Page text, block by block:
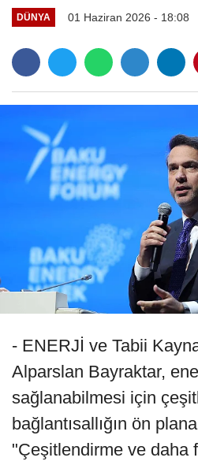
DÜNYA 01 Haziran 2026 - 18:08
- ENERJİ ve Tabii
Alparslan Bayraktar,
sağlanabilmesi için
bağlantısallığın ön
"Çeşitlendirme ve daha